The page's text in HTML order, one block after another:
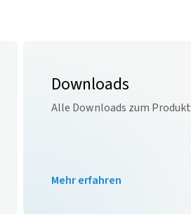
Downloads
Alle Downloads zum Produkt
Mehr erfahren